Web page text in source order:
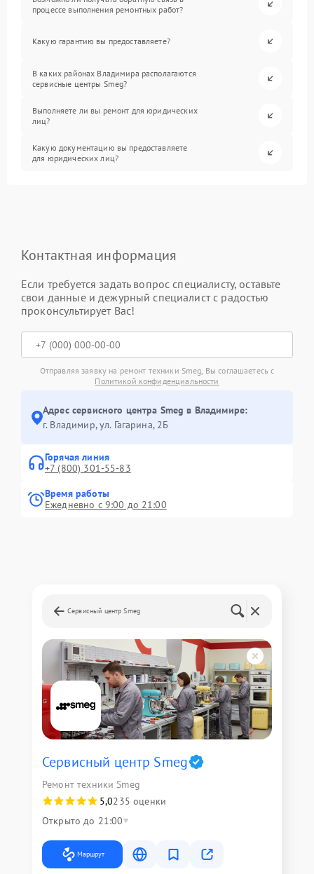
процессе выполнения ремонтных работ?
Какую гарантию вы предоставляете?
В каких районах Владимира располагаются
сервисные центры Smeg?
Выполняете ли вы ремонт для юридических
лиц?
Какую документацию вы предоставляете
для юридических лиц?
Контактная информация
Если требуется задать вопрос специалисту, оставьте
свои данные и дежурный специалист с радостью
проконсультирует Вас!
Отправляя заявку на ремонт техники Smeg, Вы соглашаетесь с
Политикой конфиденциальности
Адрес сервисного центра Smeg в Владимире:
г. Владимир, ул. Гагарина, 2Б
Горячая линия
+7 (800) 301-55-83
Время работы
Ежедневно с 9:00 до 21:00
Сервисный центр Smeg
Сервисный центр Smeg
Ремонт техники Smeg
5,0235 оценки
Открыто до 21:00
Маршрут